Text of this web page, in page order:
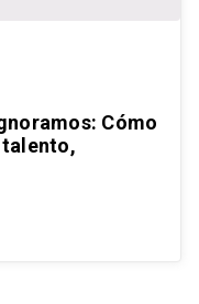
Cómo